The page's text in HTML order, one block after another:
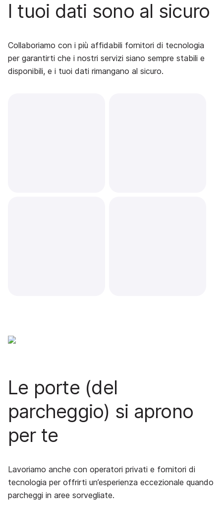
I tuoi dati sono al sicuro
Collaboriamo con i più affidabili fornitori di tecnologia
per garantirti che i nostri servizi siano sempre stabili e
disponibili, e i tuoi dati rimangano al sicuro.
Le porte (del
parcheggio) si aprono
per te
Lavoriamo anche con operatori privati e fornitori di
tecnologia per offrirti un’esperienza eccezionale quando
parcheggi in aree sorvegliate.